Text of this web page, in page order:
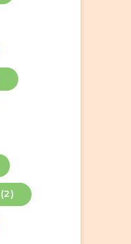
(2)